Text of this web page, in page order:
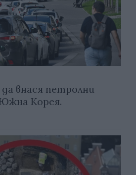
внася петролни
Корея.